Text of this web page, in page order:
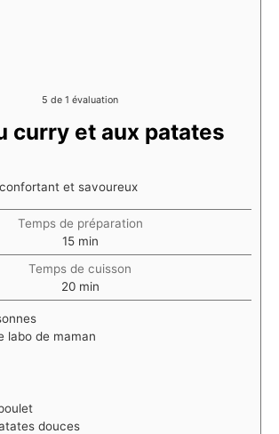
5 de 1 évaluation
curry et aux patates
et savoureux
Temps de préparation
15minutes
min
Temps de cuisson
20minutes
min
labo de maman
douces